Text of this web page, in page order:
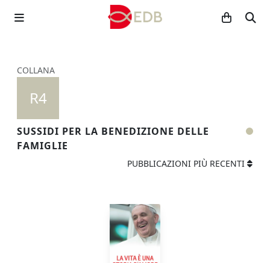
COLLANA
R4
SUSSIDI PER LA BENEDIZIONE DELLE
FAMIGLIE
PUBBLICAZIONI PIÙ RECENTI